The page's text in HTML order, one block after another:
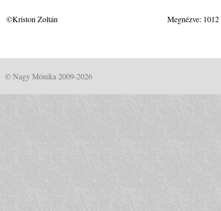
©Kriston Zoltán Megnézve:
© Nagy Mónika 2009-2026